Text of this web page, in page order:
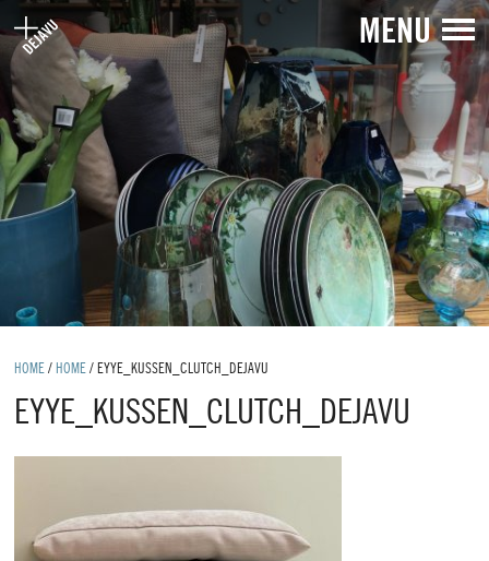
MENU
HOME / HOME / EYYE_KUSSEN_CLUTCH_DEJAVU
EYYE_KUSSEN_CLUTCH_DEJAVU